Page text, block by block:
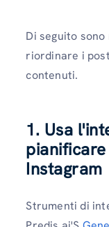
Di seguito
riordinare i
contenuti.
1. Usa
Instagram
Strumenti di